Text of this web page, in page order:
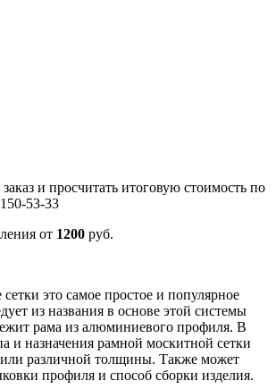
и просчитать итоговую стоимость по
53-33
от 1200 руб.
это самое простое и популярное
из названия в основе этой системы
рама из алюминиевого профиля. В
и назначения рамной москитной сетки
различной толщины. Также может
профиля и способ сборки изделия.